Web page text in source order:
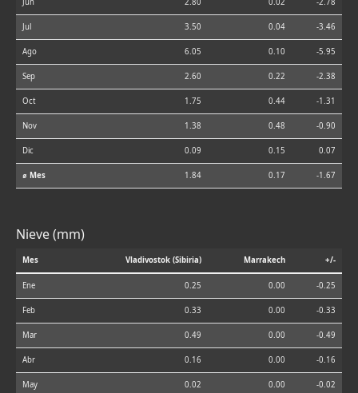
Jun 2.80 0.02 -2.78
Jul 3.50 0.04 -3.46
Ago 6.05 0.10 -5.95
Sep 2.60 0.22 -2.38
Oct 1.75 0.44 -1.31
Nov 1.38 0.48 -0.90
Dic 0.09 0.15 0.07
⌀ Mes 1.84 0.17 -1.67
Nieve (mm)
Mes Vladivostok (Sibiria) Marrakech +/-
Ene 0.25 0.00 -0.25
Feb 0.33 0.00 -0.33
Mar 0.49 0.00 -0.49
Abr 0.16 0.00 -0.16
May 0.02 0.00 -0.02